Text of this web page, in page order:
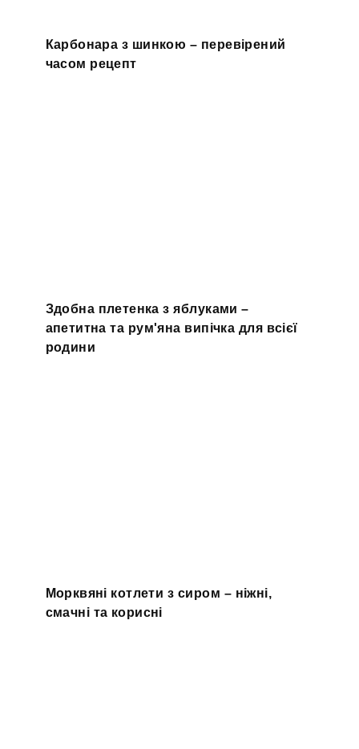
Карбонара з шинкою – перевірений
часом рецепт
Здобна плетенка з яблуками –
апетитна та рум'яна випічка для всієї
родини
Морквяні котлети з сиром – ніжні,
смачні та корисні